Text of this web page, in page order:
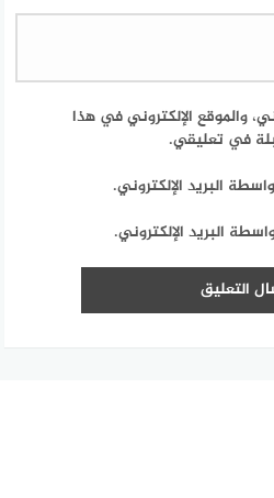
والموقع الإلكتروني في هذا
في تعليقي.
البريد الإلكتروني.
البريد الإلكتروني.